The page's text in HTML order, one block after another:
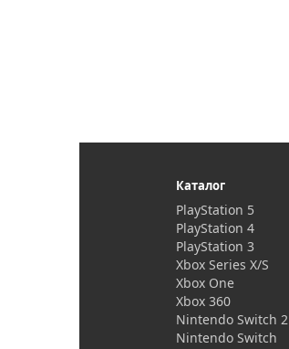
Каталог
PlayStation 5
PlayStation 4
PlayStation 3
Xbox Series X/S
Xbox One
Xbox 360
Nintendo Switch 2
Nintendo Switch